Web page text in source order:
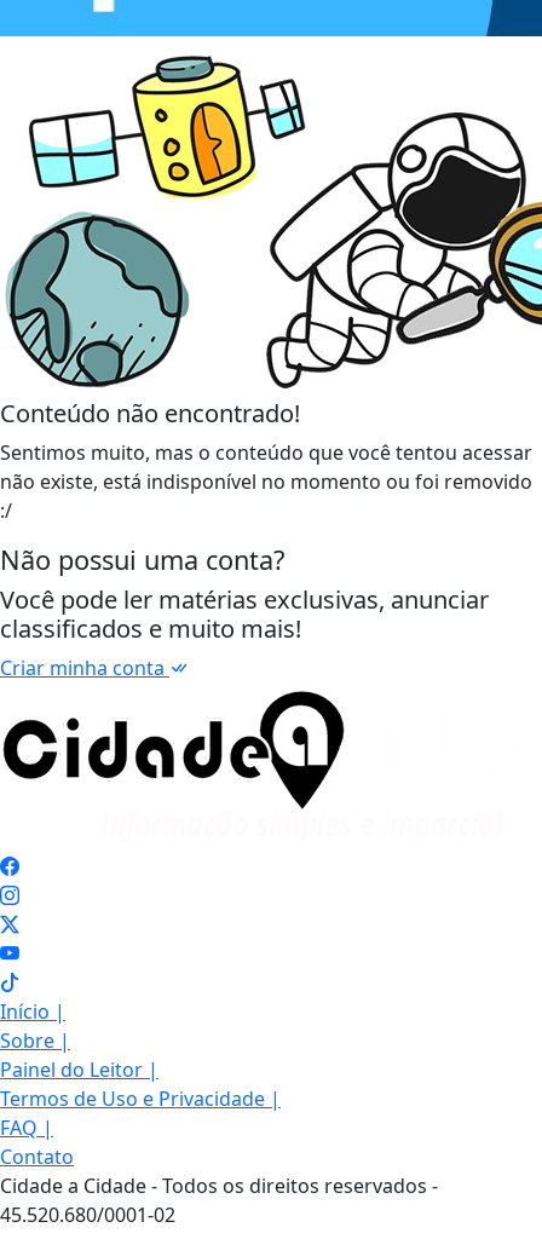
Conteúdo não encontrado!
Sentimos muito, mas o conteúdo que você tentou acessar
não existe, está indisponível no momento ou foi removido
:/
Não possui uma conta?
Você pode ler matérias exclusivas, anunciar
classificados e muito mais!
Criar minha conta
Início |
Sobre |
Painel do Leitor |
Termos de Uso e Privacidade |
FAQ |
Contato
Cidade a Cidade - Todos os direitos reservados -
45.520.680/0001-02